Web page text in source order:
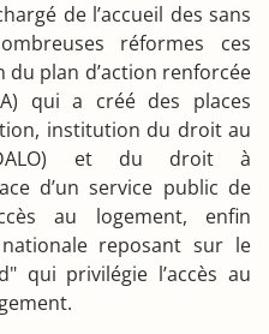
de l’accueil des sans
réformes ces
plan d’action renforcée
qui a créé des places
institution du droit au
et du droit à
d’unservice public de
au logement, enfin
reposant sur le
qui privilégie l’accès au